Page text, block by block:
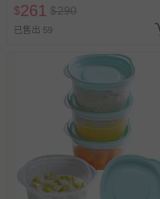
$261 $290
已售出 59